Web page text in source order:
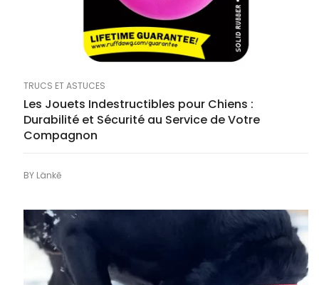
TRUCS ET ASTUCES
Les Jouets Indestructibles pour Chiens :
Durabilité et Sécurité au Service de Votre
Compagnon
BY Länkē